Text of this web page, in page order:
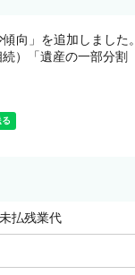
向」を追加しました。
）「遺産の一部分割
払残業代